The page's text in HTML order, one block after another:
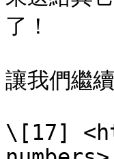
了！
讓我們繼
\[17]